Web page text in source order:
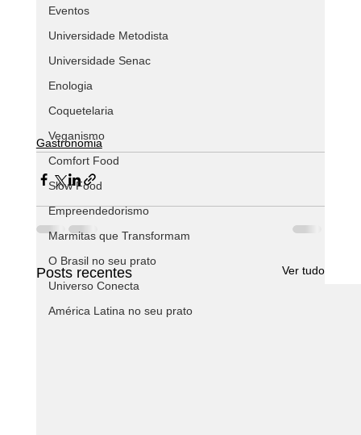
Eventos
Universidade Metodista
Universidade Senac
Enologia
Coquetelaria
Veganismo
Comfort Food
Slow Food
Empreendedorismo
Marmitas que Transformam
O Brasil no seu prato
Universo Conecta
América Latina no seu prato
Gastronomia
Posts recentes Ver tudo